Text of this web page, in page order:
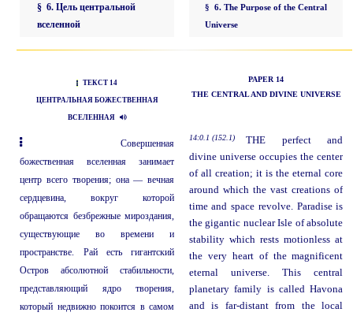
§ 6. Цель центральной
вселенной
§ 6. The Purpose of the Central
Universe
ТЕКСТ 14
ЦЕНТРАЛЬНАЯ БОЖЕСТВЕННАЯ
ВСЕЛЕННАЯ
PAPER 14
THE CENTRAL AND DIVINE UNIVERSE
Совершенная
божественная вселенная занимает
центр всего творения; она — вечная
сердцевина, вокруг которой
обращаются безбрежные мироздания,
существующие во времени и
пространстве. Рай есть гигантский
Остров абсолютной стабильности,
представляющий ядро творения,
который недвижно покоится в самом
14:0.1 (152.1)
THE perfect and
divine universe occupies the center
of all creation; it is the eternal core
around which the vast creations of
time and space revolve. Paradise is
the gigantic nuclear Isle of absolute
stability which rests motionless at
the very heart of the magnificent
eternal universe. This central
planetary family is called Havona
and is far-distant from the local